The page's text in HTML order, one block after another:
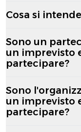
Cosa si
Sono un
un imprevisto
partecipare?
Sono
un imprevisto
partecipare?